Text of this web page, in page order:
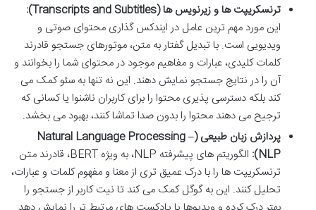
ترنسکریپت ها و زیرنویس ها (Transcripts and Subtitles):
این مورد مهم ترین عامل در ایندکس گذاری محتوای صوتی و
ویدیویی است. با تبدیل گفتار به متن، موتورهای جستجو قادرند
کلمات کلیدی، عبارات و مفاهیم موجود در محتوای شما را بخوانند و
آن را در نتایج جستجو نمایش دهند. این نه تنها به سئو کمک می
کند بلکه دسترسی پذیری محتوا را برای کاربران ناشنوا یا کسانی که
ترجیح می دهند محتوا را بدون صدا تماشا کنند، بهبود می بخشد.
پردازش زبان طبیعی (Natural Language Processing –
NLP):
الگوریتم های پیشرفته NLP، به ویژه BERT، قادرند متن
ترنسکریپت ها را با درک عمیق تری از معنا و مفهوم کلمات و عبارات،
تحلیل کنند. این به گوگل کمک می کند تا نیت کاربر از جستجو را